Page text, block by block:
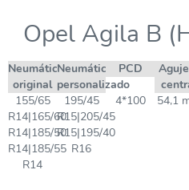
Opel Agila B
Neumático
original
Neumático
personalizado
PCD
155/65
R14|165/60
R14|185/50
R14|185/55
R14
195/45
R15|205/45
R15|195/40
R16
4*100 54,1